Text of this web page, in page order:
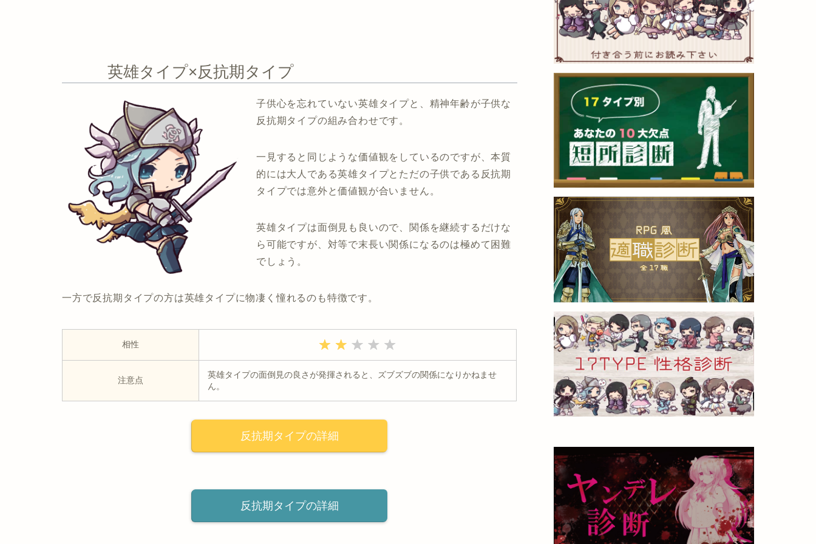
英雄タイプ×反抗期タイプ
子供心を忘れていない英雄タイプと、精神年齢が子供な
反抗期タイプの組み合わせです。
一見すると同じような価値観をしているのですが、本質
的には大人である英雄タイプとただの子供である反抗期
タイプでは意外と価値観が合いません。
英雄タイプは面倒見も良いので、関係を継続するだけな
ら可能ですが、対等で末長い関係になるのは極めて困難
でしょう。
一方で反抗期タイプの方は英雄タイプに物凄く憧れるのも特徴です。
相性
注意点
英雄タイプの面倒見の良さが発揮されると、ズブズブの関係になりかねませ
ん。
反抗期タイプの詳細
反抗期タイプの詳細